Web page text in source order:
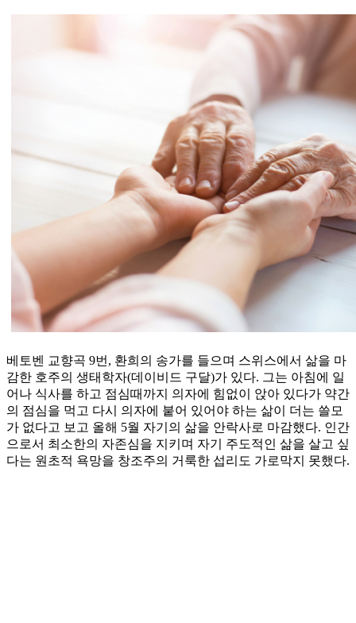
베토벤 교향곡 9번, 환희의 송가를 들으며 스위스에서 삶을 마
감한 호주의 생태학자(데이비드 구달)가 있다. 그는 아침에 일
어나 식사를 하고 점심때까지 의자에 힘없이 앉아 있다가 약간
의 점심을 먹고 다시 의자에 붙어 있어야 하는 삶이 더는 쓸모
가 없다고 보고 올해 5월 자기의 삶을 안락사로 마감했다. 인간
으로서 최소한의 자존심을 지키며 자기 주도적인 삶을 살고 싶
다는 원초적 욕망을 창조주의 거룩한 섭리도 가로막지 못했다.